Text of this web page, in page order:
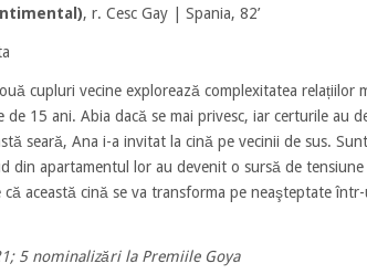
, r. Cesc Gay | Spania, 82’
cupluri vecine explorează complexitatea relațiilor
15 ani. Abia dacă se mai privesc, iar certurile au
seară, Ana i-a invitat la cină pe vecinii de sus.
din apartamentul lor au devenit o sursă de
această cină se va transforma pe neaşteptate într-
5 nominalizări la Premiile Goya